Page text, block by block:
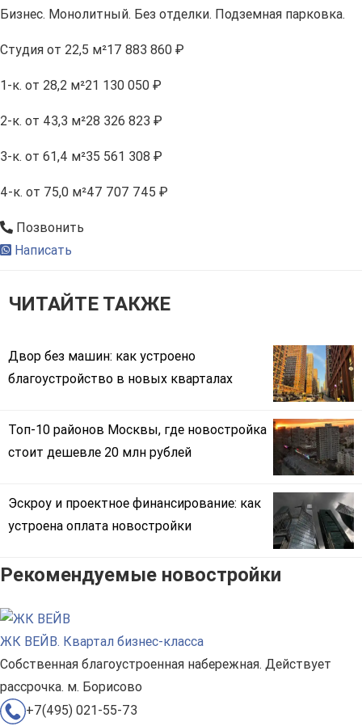
Бизнес. Монолитный. Без отделки. Подземная парковка.
Студия от 22,5 м²17 883 860 ₽
1-к. от 28,2 м²21 130 050 ₽
2-к. от 43,3 м²28 326 823 ₽
3-к. от 61,4 м²35 561 308 ₽
4-к. от 75,0 м²47 707 745 ₽
Позвонить
Написать
ЧИТАЙТЕ ТАКЖЕ
Двор без машин: как устроено
благоустройство в новых кварталах
Топ-10 районов Москвы, где новостройка
стоит дешевле 20 млн рублей
Эскроу и проектное финансирование: как
устроена оплата новостройки
Рекомендуемые новостройки
ЖК ВЕЙВ. Квартал бизнес-класса
Собственная благоустроенная набережная. Действует
рассрочка. м. Борисово
+7(495) 021-55-73